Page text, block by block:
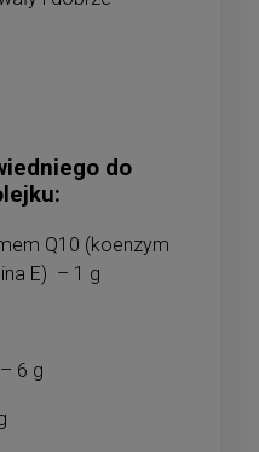
do
Q10 (koenzym
E) – 1 g
6 g